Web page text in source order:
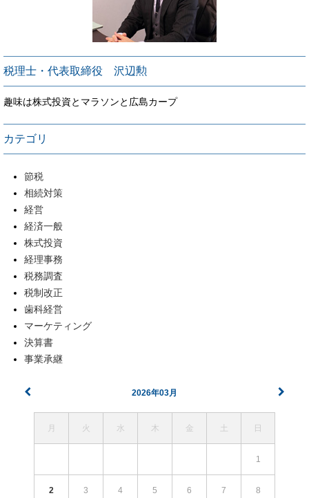
税理士・代表取締役 沢辺勲
趣味は株式投資とマラソンと広島カープ
カテゴリ
節税
相続対策
経営
経済一般
株式投資
経理事務
税務調査
税制改正
歯科経営
マーケティング
決算書
事業承継
2026年03月
月 火 水 木 金 土 日
1
2 3 4 5 6 7 8